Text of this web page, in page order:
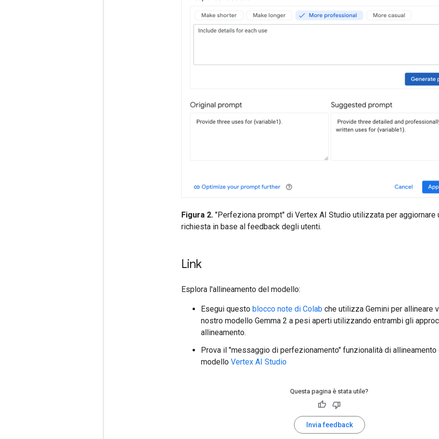
Figura 2. "Perfeziona prompt" di Vertex AI Studio utilizzata per aggiornare
richiesta in base al feedback degli utenti.
Link
Esplora l'allineamento del modello:
Esegui questo blocco note di Colab che utilizza Gemini per allineare
nostro modello Gemma 2 a pesi aperti utilizzando entrambi gli
allineamento.
Prova il "messaggio di perfezionamento" funzionalità di allineamento
modello Vertex AI Studio
Questa pagina è stata utile?
Invia feedback